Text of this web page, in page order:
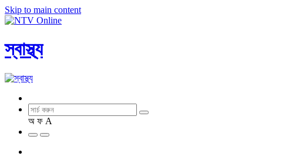
Skip to main content
স্বাস্থ্য
অ ফ A